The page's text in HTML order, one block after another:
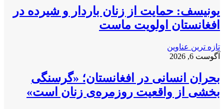
یونیسف: حمایت از زنان باردار و شیرده در
افغانستان اولویت ماست
تازه ترین عناوین
آگوست 6, 2026
بحران انسانی در افغانستان؛ «گرسنگی
بخشی از واقعیت روزمره‌ی زنان است»